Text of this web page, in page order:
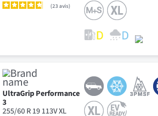
23avis
UltraGrip Performance
3
255/60 R 19 113V XL